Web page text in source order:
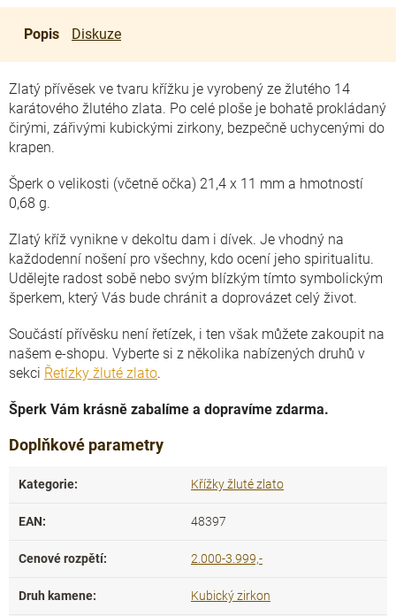
Popis Diskuze
Zlatý přívěsek ve tvaru křížku je vyrobený ze žlutého 14
karátového žlutého zlata. Po celé ploše je bohatě prokládaný
čirými, zářivými kubickými zirkony, bezpečně uchycenými do
krapen.
Šperk o velikosti (včetně očka) 21,4 x 11 mm a hmotností
0,68 g.
Zlatý kříž vynikne v dekoltu dam i dívek. Je vhodný na
každodenní nošení pro všechny, kdo ocení jeho spiritualitu.
Udělejte radost sobě nebo svým blízkým tímto symbolickým
šperkem, který Vás bude chránit a doprovázet celý život.
Součástí přívěsku není řetízek, i ten však můžete zakoupit na
našem e-shopu. Vyberte si z několika nabízených druhů v
sekci Řetízky žluté zlato.
Šperk Vám krásně zabalíme a dopravíme zdarma.
Doplňkové parametry
Kategorie: Křížky žluté zlato
EAN: 48397
Cenové rozpětí: 2.000-3.999,-
Druh kamene: Kubický zirkon